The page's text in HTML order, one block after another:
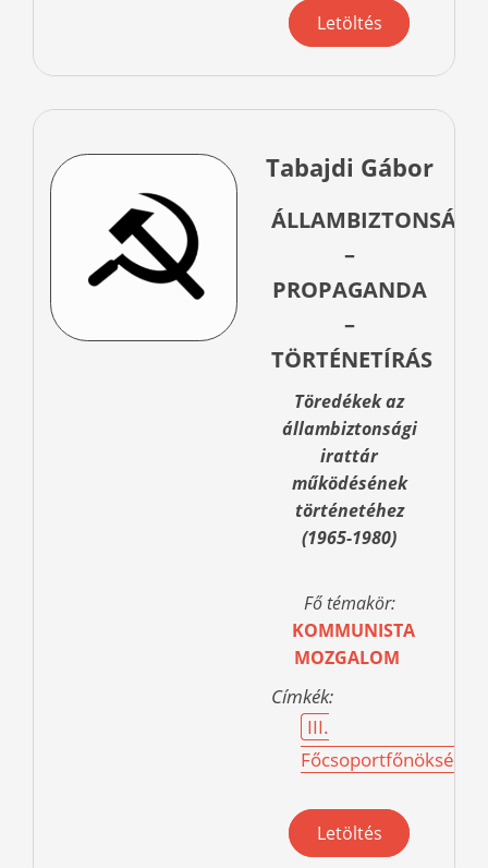
Letöltés
Tabajdi Gábor
ÁLLAMBIZTONSÁG
–
PROPAGANDA
–
TÖRTÉNETÍRÁS
Töredékek az
állambiztonsági
irattár
működésének
történetéhez
(1965-1980)
Fő témakör:
KOMMUNISTA
MOZGALOM
Címkék:
III.
Főcsoportfőnökség
Letöltés